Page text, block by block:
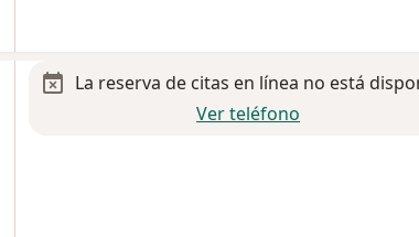
La reserva de citas en línea no está
Ver teléfono